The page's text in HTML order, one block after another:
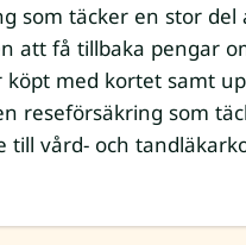
som täcker en stor del
att få tillbaka pengar
med kortet samt
reseförsäkring som
vård- och